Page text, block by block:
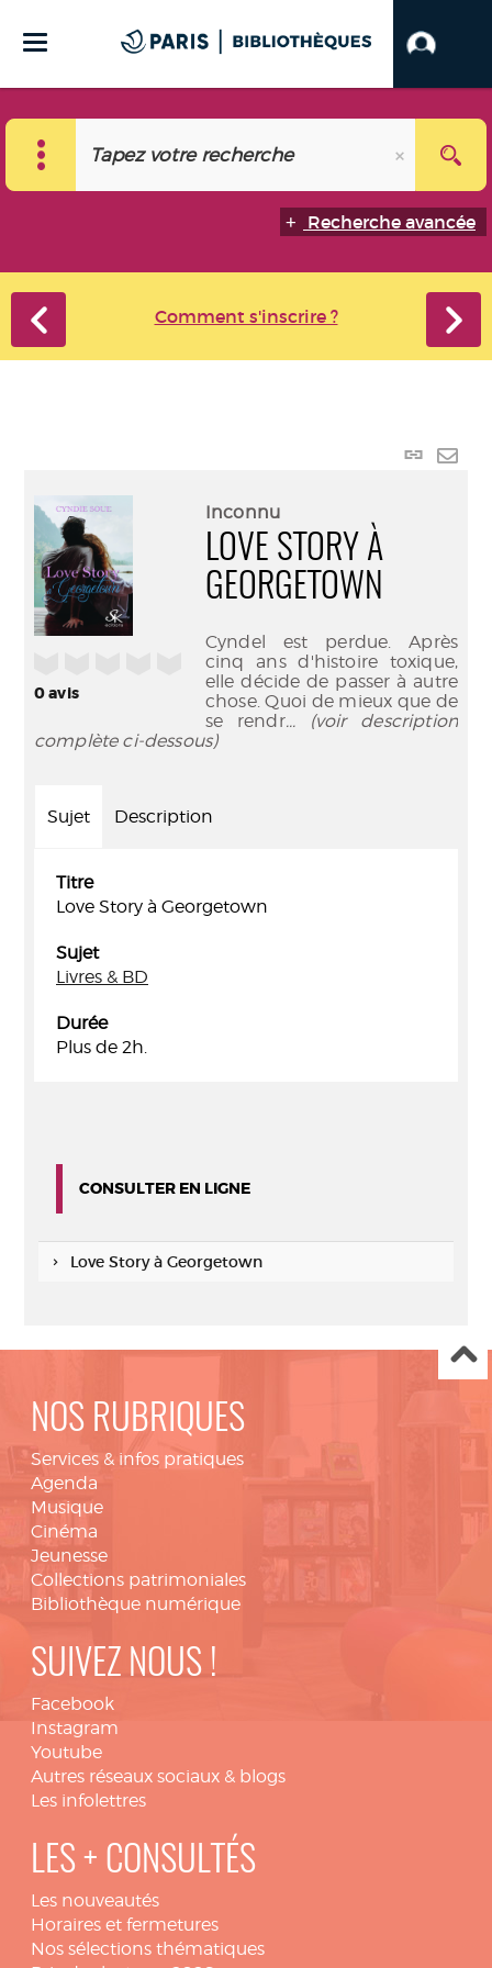
Recherche avancée
Comment s'inscrire ?
Lien
0avis
Inconnu
LOVE STORY À
GEORGETOWN
Cyndel est perdue. Après
cinq ans d'histoire toxique,
elle décide de passer à autre
chose. Quoi de mieux que de
se rendr... (voir description
complète ci-dessous)
Sujet Description
Titre
Love Story à Georgetown
Sujet
Livres & BD
Durée
Plus de 2h.
CONSULTER EN LIGNE
Love Story à Georgetown
NOS RUBRIQUES
Services & infos pratiques
Agenda
Musique
Cinéma
Jeunesse
Collections patrimoniales
Bibliothèque numérique
SUIVEZ NOUS !
Facebook
Instagram
Youtube
Autres réseaux sociaux & blogs
Les infolettres
LES + CONSULTÉS
Les nouveautés
Horaires et fermetures
Nos sélections thématiques